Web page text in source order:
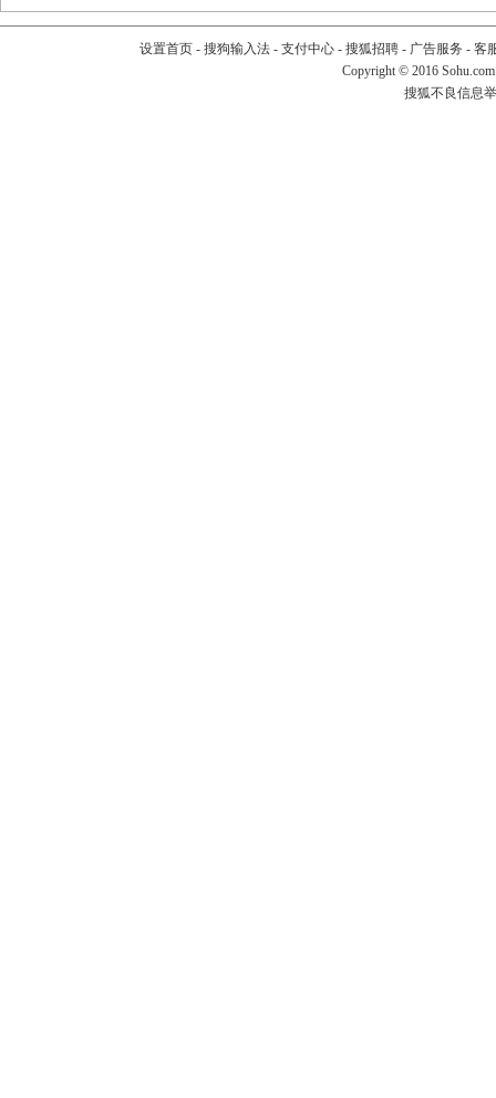
设置首页- 搜狗输入法- 支付中心- 搜狐招聘- 广告服务 - 客
Copyright © 2016
搜狐不良信息